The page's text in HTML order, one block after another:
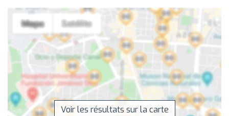
Voir les résultats sur la carte